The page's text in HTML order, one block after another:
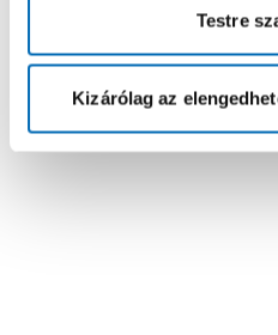
Testre
Kizárólag az